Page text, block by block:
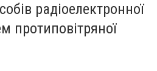
радіоелектронної
протиповітряної